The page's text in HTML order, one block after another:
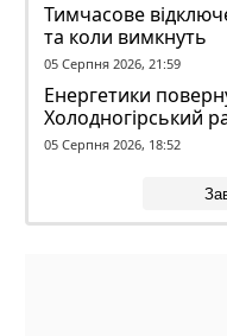
Тимчасове
та коли вимкнуть
05 Серпня 2026, 21:59
Енергетики
Холодногірський
ворожого обстрілу
05 Серпня 2026, 18:52